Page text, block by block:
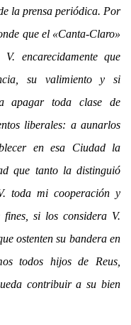
la prensa periódica. Por
que el «Canta-Claro»
encarecidamente que
su valimiento y si
apagar toda clase de
liberales: a aunarlos
en esa Ciudad la
que tanto la distinguió
toda mi cooperación y
fines, si los considera V.
ostenten su bandera en
todos hijos de Reus,
contribuir a su bien